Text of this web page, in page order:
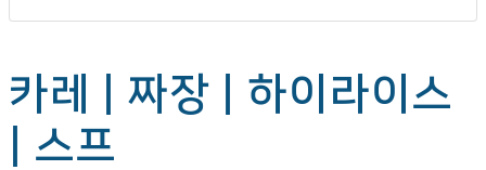
카레 | 짜장 | 하이라이스
| 스프